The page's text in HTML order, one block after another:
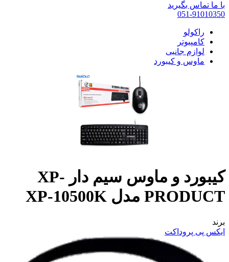
با ما تماس بگیرید
051-91010350
راکولو
کامپیوتر
لوازم جانبی
ماوس و کیبورد
کیبورد و ماوس سیم دار XP-
PRODUCT مدل XP-10500K
برند
ایکس پی پروداکت